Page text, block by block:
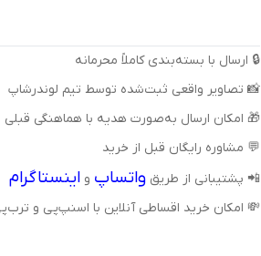
🔒 ارسال با بسته‌بندی کاملاً محرمانه
📸 تصاویر واقعی ثبت‌شده توسط تیم لوندرشاپ
🎁 امکان ارسال به‌صورت هدیه با هماهنگی قبلی
💬 مشاوره رایگان قبل از خرید
📲 پشتیبانی از طریق واتساپ و اینستاگرام
💸 امکان خرید اقساطی آنلاین با اسنپ‌پی و